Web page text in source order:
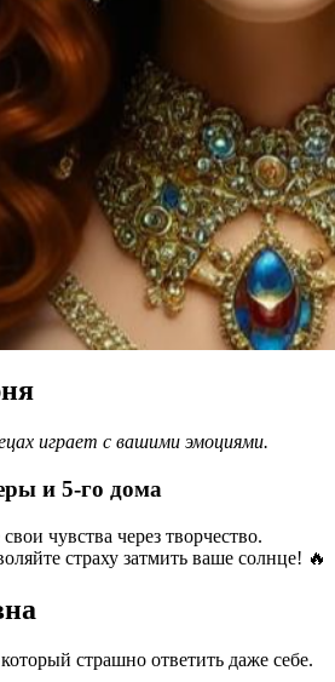
играет с вашими эмоциями.
и 5-го дома
чувства через творчество.
страху затмить ваше солнце! 🔥
страшно ответить даже себе.